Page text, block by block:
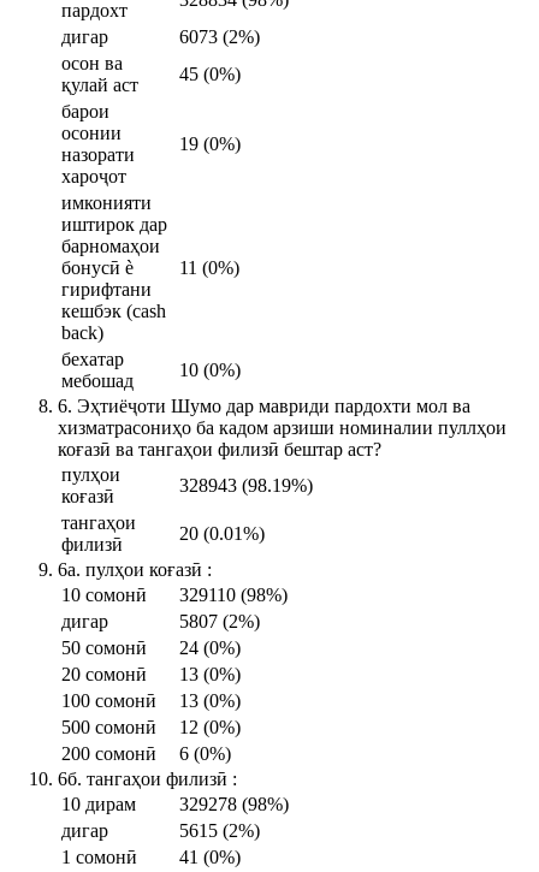
пардохт
дигар
6073 (2%)
осон ва
қулай аст
45 (0%)
барои
осонии
назорати
хароҷот
19 (0%)
имконияти
иштирок дар
барномаҳои
бонусӣ ѐ
гирифтани
кешбэк (cash
back)
11 (0%)
бехатар
мебошад
10 (0%)
6. Эҳтиёҷоти Шумо дар мавриди пардохти мол ва
хизматрасониҳо ба кадом арзиши номиналии пуллҳои
коғазӣ ва тангаҳои филизӣ бештар аст?
пулҳои
коғазӣ
328943 (98.19%)
тангаҳои
филизӣ
20 (0.01%)
6а. пулҳои коғазӣ :
10 сомонӣ
329110 (98%)
дигар
5807 (2%)
50 сомонӣ
24 (0%)
20 сомонӣ
13 (0%)
100 сомонӣ
13 (0%)
500 сомонӣ
12 (0%)
200 сомонӣ
6 (0%)
6б. тангаҳои филизӣ :
10 дирам
329278 (98%)
дигар
5615 (2%)
1 сомонӣ
41 (0%)